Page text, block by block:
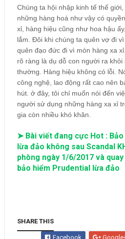
Chúng ta hội nhập kinh tế thế
những hàng hoá như vậy có
xỉ, hàng hiệu cũng như hoa hậu
lắm. Đôi khi chúng ta quên vợ đi
quên đạo đức đi vì món hàng xa
rõ ràng là dụ dỗ con người ra khỏi
thường. Hàng hiệu không có lỗi.
công nghệ, lao động rất cao nên
hút. ở đây, tôi chỉ muốn nói đến
người sử dụng những hàng xa xỉ
gia còn nhiều khó khăn.
➤ Bài viết đang cực Hot :
lừa đảo không sau Scandal
phòng ngày 1/6/2017 và
bảo hiểm Prudential lừa đảo
SHARE THIS
Facebook